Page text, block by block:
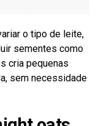
o tipo de leite,
sementes como
cria pequenas
sem necessidade